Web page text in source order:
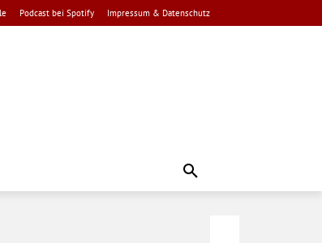
Podcast bei Spotify Impressum & Datenschutz